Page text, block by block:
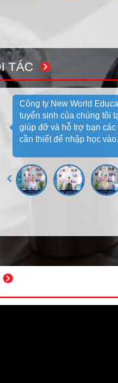
TÁC
Công ty New World
tuyển sinh của chúng tôi
giúp đỡ và hỗ trợ bạn các
cần thiết để nhập học vào...